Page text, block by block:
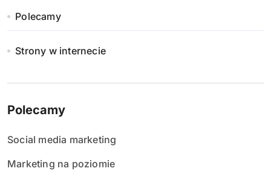
Polecamy
Strony w internecie
Polecamy
Social media marketing
Marketing na poziomie